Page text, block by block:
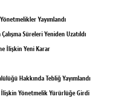
Yayımlandı
Süreleri Yeniden Uzatıldı
İlişkin Yeni Karar
Hakkında Tebliğ Yayımlandı
Yönetmelik Yürürlüğe Girdi